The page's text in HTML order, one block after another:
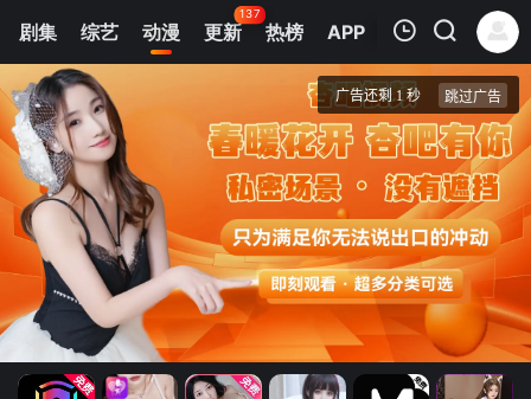
剧集 综艺 动漫 更新
137
热榜 APP
1
清空